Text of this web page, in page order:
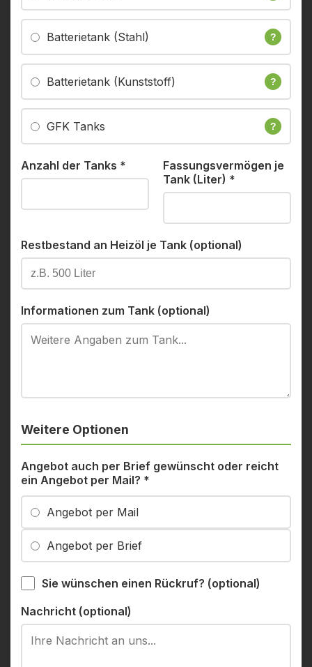
Batterietank (Stahl) ?
Batterietank (Kunststoff) ?
GFK Tanks ?
Anzahl der Tanks *
Fassungsvermögen je
Tank (Liter) *
Restbestand an Heizöl je Tank (optional)
Informationen zum Tank (optional)
Weitere Optionen
Angebot auch per Brief gewünscht oder reicht
ein Angebot per Mail? *
Angebot per Mail
Angebot per Brief
Sie wünschen einen Rückruf? (optional)
Nachricht (optional)